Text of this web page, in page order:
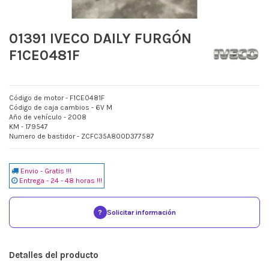
01391 IVECO DAILY FURGÓN
F1CE0481F
Código de motor - F1CE0481F
Código de caja cambios - 6V M
Año de vehículo - 2008
KM - 179547
Numero de bastidor - ZCFC35A800D377587
Envio - Gratis !!!
Entrega - 24 - 48 horas !!!
? Solicitar información
Detalles del producto